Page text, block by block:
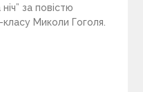
за повістю
класу Миколи Гоголя.